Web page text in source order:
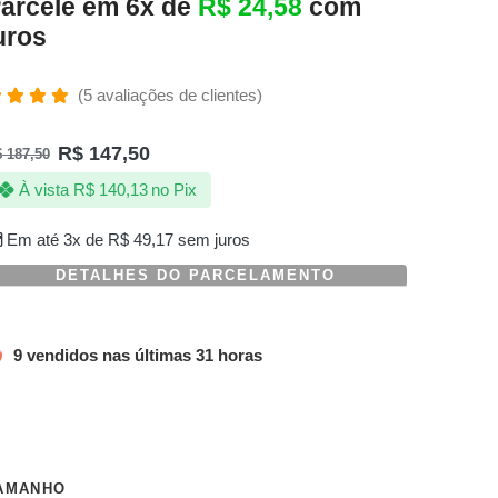
em 6x de R$ 24,58 com
de 5,
(5avaliações de clientes)
187,50 R$ 147,50
Em até 3x de R$49,17sem juros
À vista R$140,13 no Pix
DETALHES DO PARCELAMENTO
9 vendidos nas últimas 31 horas